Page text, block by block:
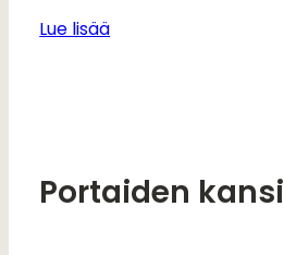
Lue lisää
Portaiden kansi